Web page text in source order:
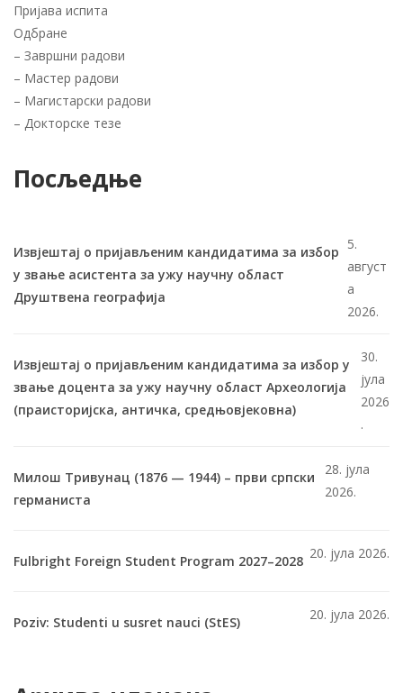
Пријава испита
Одбране
– Завршни радови
– Мастер радови
– Магистарски радови
– Докторске тезе
Посљедње
Извјештај о пријављеним кандидатима за избор
у звање асистента за ужу научну област
Друштвена географија
5.
август
а
2026.
Извјештај о пријављеним кандидатима за избор у
звање доцента за ужу научну област Археологија
(праисторијска, античка, средњовјековна)
30.
јула
2026
.
Милош Тривунац (1876 — 1944) – први српски
германиста
28. јула
2026.
Fulbright Foreign Student Program 2027–2028 20. јула 2026.
Poziv: Studenti u susret nauci (StES) 20. јула 2026.